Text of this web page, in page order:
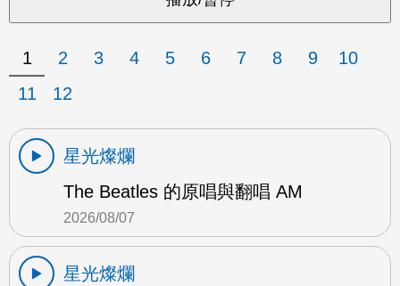
1 2 3 4 5 6 7 8 9
10
11
12
星光燦爛
The Beatles 的原唱與翻唱 AM
2026/08/07
星光燦爛